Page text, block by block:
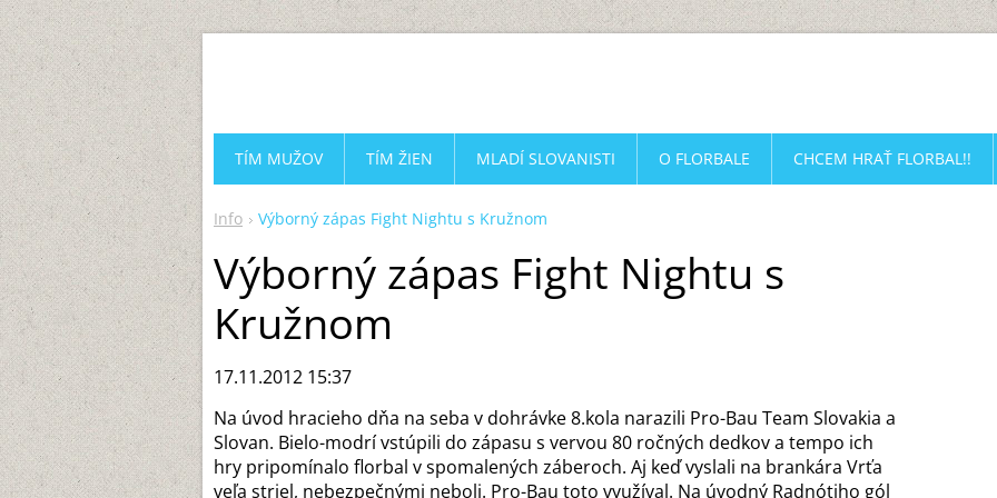
Info Výborný zápas Fight Nightu s Kružnom
Výborný zápas Fight Nightu s
Kružnom
17.11.2012 15:37
Na úvod hracieho dňa na seba v dohrávke 8.kola narazili Pro-Bau Team Slovakia a
Slovan. Bielo-modrí vstúpili do zápasu s vervou 80 ročných dedkov a tempo ich
hry pripomínalo florbal v spomalených záberoch. Aj keď vyslali na brankára Vrťa
veľa striel, nebezpečnými neboli. Pro-Bau toto využíval. Na úvodný Radnótiho gól
TÍM MUŽOV TÍM ŽIEN MLADÍ SLOVANISTI O FLORBALE CHCEM HRAŤ FLORBAL!!